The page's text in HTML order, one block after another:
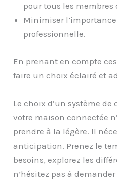
pour tous les membres
Minimiser
professionnelle.
En prenant en compte
faire un choix éclairé et
Le choix d’un système de
votre maison connectée
prendre à la légère. Il
anticipation. Prenez le
besoins, explorez les
n’hésitez pas à